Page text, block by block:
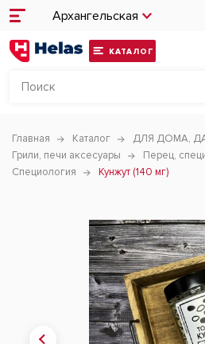
Архангельская
КАТАЛОГ
Главная Каталог
ДЛЯ ДОМА,
Грили, печи аксесуары
Перец,
Специология
Кунжут (140 мг)